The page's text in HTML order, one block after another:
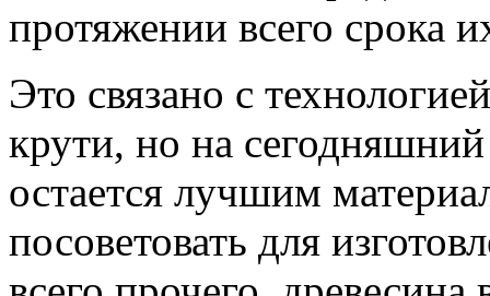
протяжении всего срока
Это связано с
крути, но на
остается лучшим
посоветовать для